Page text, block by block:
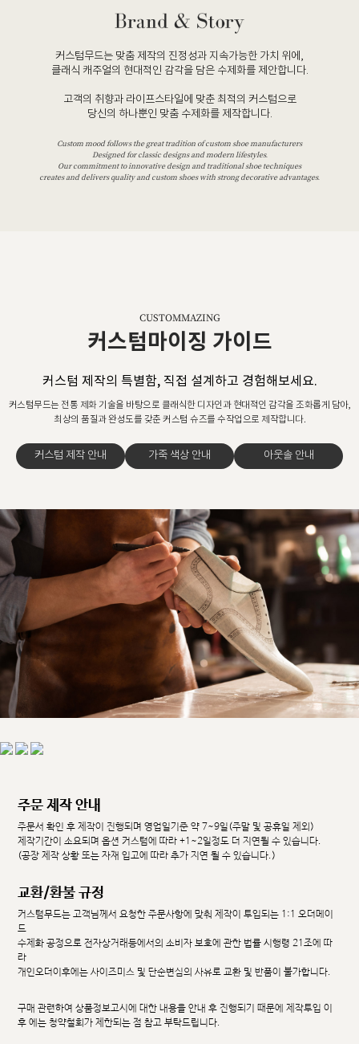
커스텀무드는 맞춤 제작의 진정성과 지속가능한 가치 위에,
클래식 캐주얼의 현대적인 감각을 담은 수제화를 제안합니다.
고객의 취향과 라이프스타일에 맞춘 최적의 커스텀으로
당신의 하나뿐인 맞춤 수제화를 제작합니다.
Custom mood follows the great tradition of custom shoe manufacturers
Designed for classic designs and modern lifestyles.
Our commitment to innovative design and traditional shoe techniques
creates and delivers quality and custom shoes with strong decorative advantages.
CUSTOMMAZING
커스텀마이징 가이드
커스텀 제작의 특별함, 직접 설계하고 경험해보세요.
커스텀무드는 전통 제화 기술을 바탕으로 클래식한 디자인과 현대적인 감각을 조화롭게 담아,
최상의 품질과 완성도를 갖춘 커스텀 슈즈를 수작업으로 제작합니다.
커스텀 제작 안내 가죽 색상 안내 아웃솔 안내
주문 제작 안내
주문서 확인 후 제작이 진행되며 영업일기준 약 7~9일(주말 및 공휴일 제외)
제작기간이 소요되며 옵션 커스텀에 따라 +1~2일정도 더 지연될 수 있습니다.
(공장 제작 상황 또는 자재 입고에 따라 추가 지연 될 수 있습니다.)
교환/환불 규정
커스텀무드는 고객님께서 요청한 주문사항에 맞춰 제작이 투입되는 1:1 오더메이
드
수제화 공정으로 전자상거래등에서의 소비자 보호에 관한 법률 시행령 21조에 따
라
개인오더이후에는 사이즈미스 및 단순변심의 사유로 교환 및 반품이 불가합니다.
구매 관련하여 상품정보고시에 대한 내용을 안내 후 진행되기 때문에 제작투입 이
후 에는 청약철회가 제한되는 점 참고 부탁드립니다.